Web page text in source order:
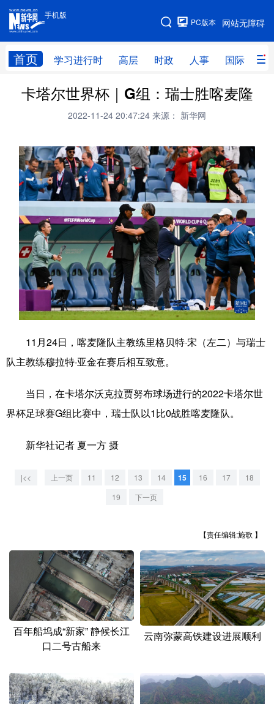
手机版
网站无障碍
PC版本
首页 学习进行时 高层 时政 人事 国际 财
手机版
网站地图
学习进行时 高层 时政 人事
财经 网评
台湾 思客智库 全球连线 教育
科技 科创 量子 体育
文化 书画 健康 军事
访谈 视频 图片 政务
法律 中央文件 金融 汽车
食品 人居 信息化 数字经济
学术中国 乡村振兴 银龄 溯源中国
城市 旅游 能源 会展
彩票 娱乐 时尚 悦读
文化产业
地方频道
天津 河北 山西
吉林
山东 河南 湖北 湖南
广东 广西 海南 重庆
四川 贵州 云南 西藏
陕西 甘肃 青海 宁夏
新疆 内蒙古
卡塔尔世界杯｜G组：瑞士胜喀麦隆
2022-11-24 20:47:24 来源： 新华网
11月24日，喀麦隆队主教练里格贝特·宋（左二）与瑞士
队主教练穆拉特·亚金在赛后相互致意。
当日，在卡塔尔沃克拉贾努布球场进行的2022卡塔尔世
界杯足球赛G组比赛中，瑞士队以1比0战胜喀麦隆队。
新华社记者 夏一方 摄
|<< 上一页 11 12 13 14 15 16 17
18
19
下一页
【责任编辑:施歌 】
百年船坞成“新家” 静候长江
口二号古船来
云南弥蒙高铁建设进展顺利